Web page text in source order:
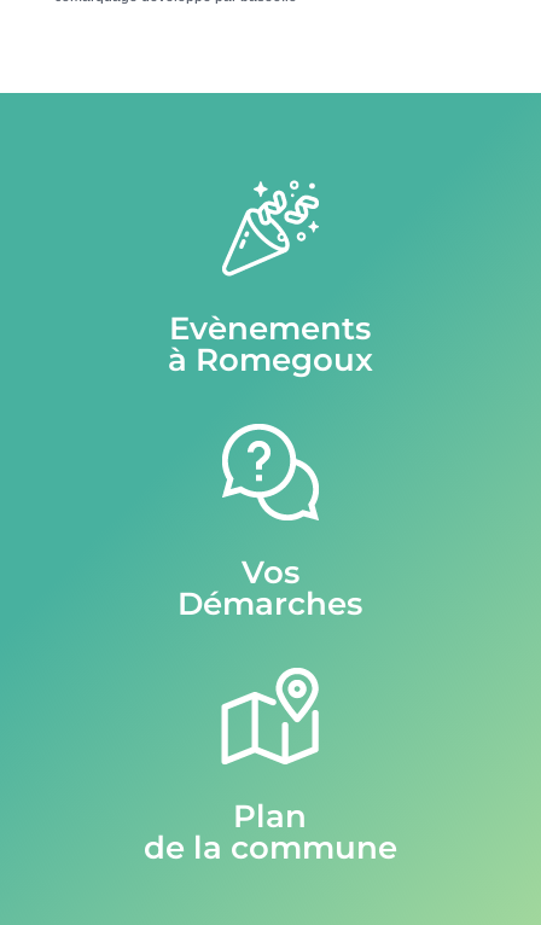
Evènements
à Romegoux
Vos
Démarches
Plan
de la commune